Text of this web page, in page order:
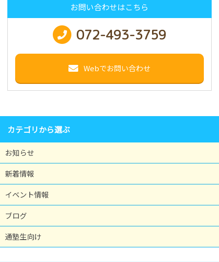
お問い合わせはこちら
072-493-3759
Webでお問い合わせ
カテゴリから選ぶ
お知らせ
新着情報
イベント情報
ブログ
通塾生向け